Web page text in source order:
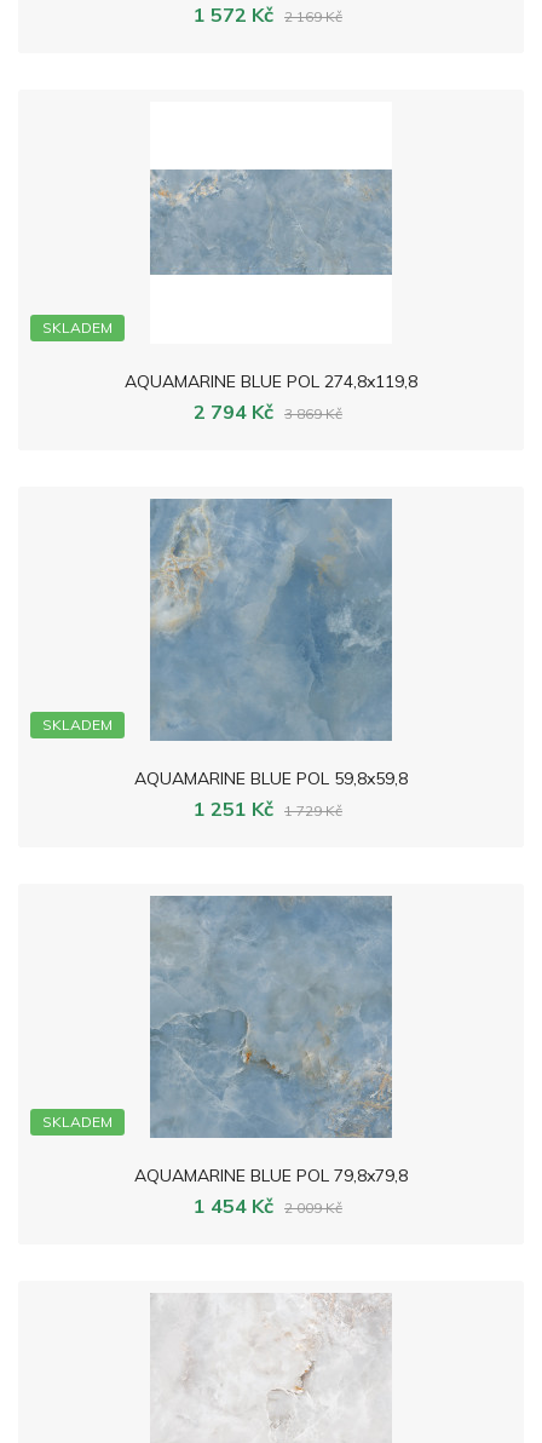
1 572 Kč 2 169 Kč
SKLADEM
AQUAMARINE BLUE POL 274,8x119,8
2 794 Kč 3 869 Kč
SKLADEM
AQUAMARINE BLUE POL 59,8x59,8
1 251 Kč 1 729 Kč
SKLADEM
AQUAMARINE BLUE POL 79,8x79,8
1 454 Kč 2 009 Kč